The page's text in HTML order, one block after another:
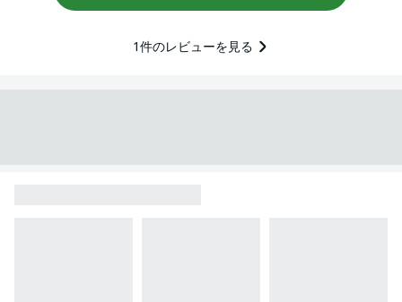
1件のレビューを見る